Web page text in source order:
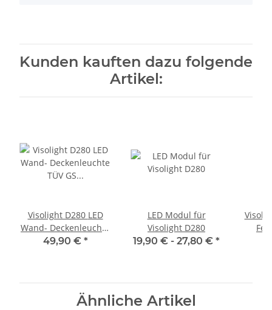
Kunden kauften dazu folgende
Artikel:
Visolight D280 LED
Wand- Deckenleuchte
TÜV GS geprüft
49,90 € *
LED Modul für
Visolight D280
19,90 € - 27,80 € *
Ähnliche Artikel